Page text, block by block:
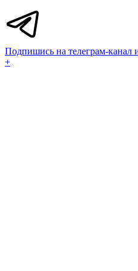
Подпишись на телеграм-канал
+